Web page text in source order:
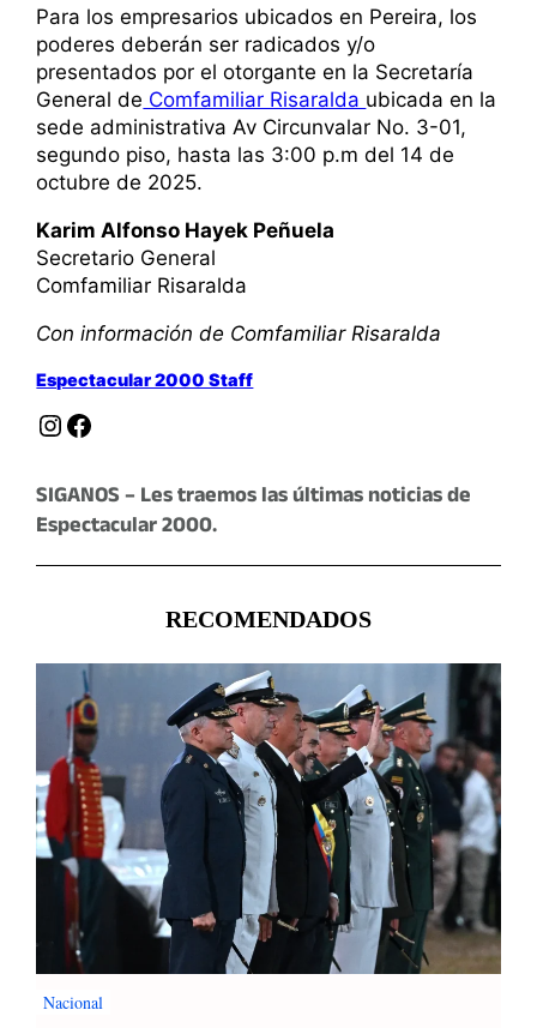
Para los empresarios ubicados en Pereira, los
poderes deberán ser radicados y/o
presentados por el otorgante en la Secretaría
General de Comfamiliar Risaralda ubicada en la
sede administrativa Av Circunvalar No. 3-01,
segundo piso, hasta las 3:00 p.m del 14 de
octubre de 2025.
Karim Alfonso Hayek Peñuela
Secretario General
Comfamiliar Risaralda
Con información de Comfamiliar Risaralda
Espectacular 2000 Staff
Instagram Facebook
SIGANOS – Les traemos las últimas noticias de
Espectacular 2000.
RECOMENDADOS
Nacional